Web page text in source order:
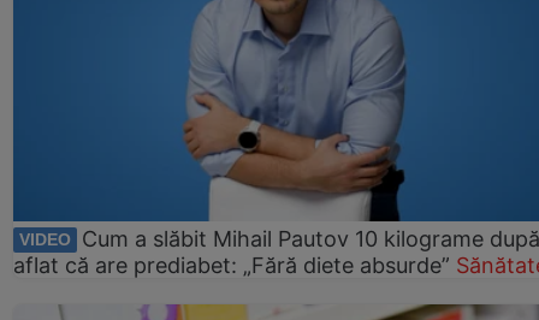
VIDEO
Cum a slăbit Mihail Pautov 10 kilograme
aflat că are prediabet: „Fără diete absurde”